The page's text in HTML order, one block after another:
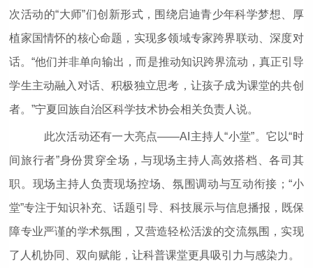
次活动的“大师”们创新形式，围绕启迪青少年科学梦想、厚
植家国情怀的核心命题，实现多领域专家跨界联动、深度对
话。“他们并非单向输出，而是推动知识跨界流动，真正引导
学生主动融入对话、积极独立思考，让孩子成为课堂的共创
者。”宁夏回族自治区科学技术协会相关负责人说。
此次活动还有一大亮点——AI主持人“小堂”。它以“时
间旅行者”身份贯穿全场，与现场主持人高效搭档、各司其
职。现场主持人负责现场控场、氛围调动与互动衔接；“小
堂”专注于知识补充、话题引导、科技展示与信息播报，既保
障专业严谨的学术氛围，又营造轻松活泼的交流氛围，实现
了人机协同、双向赋能，让科普课堂更具吸引力与感染力。